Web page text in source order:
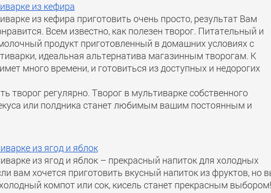
из кефира
из кефира приготовить очень просто, результат Вам
Всем известно, как полезен творог. Питательный и
продукт приготовленный в домашних условиях с
идеальная альтернатива магазинным творогам. К
много времени, и готовиться из доступных и недорогих
творог регулярно. Творог в мультиварке собственного
или полдника станет любимым вашим постоянным и
из ягод и яблок
из ягод и яблок – прекрасный напиток для холодных
вам хочется приготовить вкусный напиток из фруктов, но
компот или сок, кисель станет прекрасным выбором!